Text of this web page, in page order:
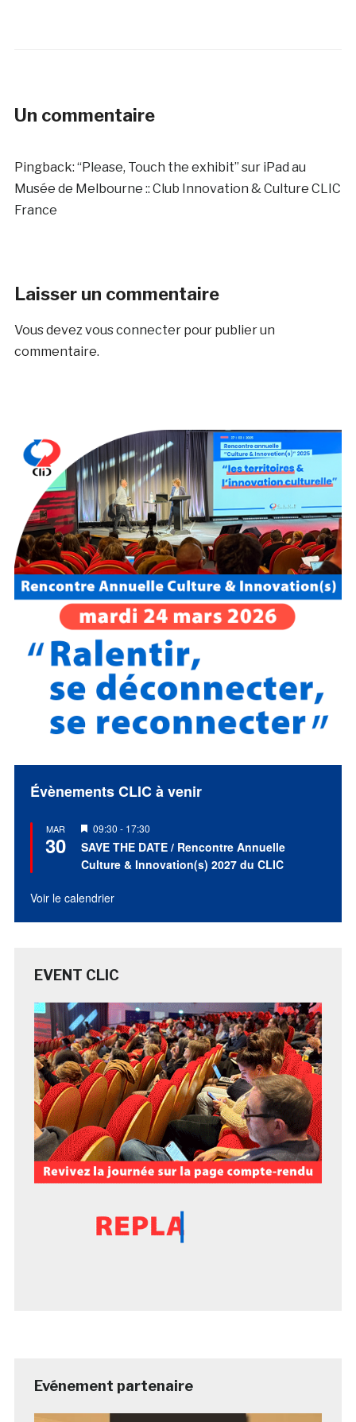
Un commentaire
Pingback: “Please, Touch the exhibit” sur iPad au
Musée de Melbourne :: Club Innovation & Culture CLIC
France
Laisser un commentaire
Vous devezvous connecterpour publier un
commentaire.
Évènements CLIC à venir
MAR
30
Mis
en
avant
09:30 - 17:30
SAVE THE DATE / Rencontre Annuelle
Culture & Innovation(s) 2027 du CLIC
Voir le calendrier
EVENT CLIC
Evénement partenaire